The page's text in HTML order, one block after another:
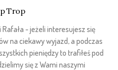
Trop
Rafała - jeżeli interesujesz się
na ciekawy wyjazd, a podczas
pieniędzy to trafiłeś pod
się z Wami naszymi